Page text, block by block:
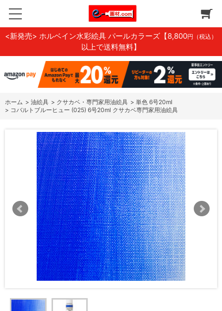
<新発売> ホルベイン水彩絵具 パールカラーズ 【8,800円（税込）
以上で送料無料】
ホーム > 油絵具 > クサカベ・専門家用油絵具 > 単色 6号20ml
> コバルトブルーヒュー (025) 6号20ml クサカベ専門家用油絵具